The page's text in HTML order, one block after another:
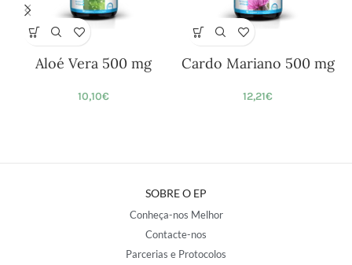
Aloé Vera 500 mg
10,10€
Cardo Mariano 500 mg
12,21€
SOBRE O EP
Conheça-nos Melhor
Contacte-nos
Parcerias e Protocolos